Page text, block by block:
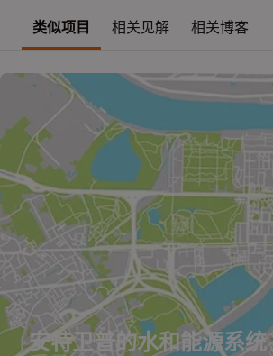
类似项目 相关见解 相关博客
安特卫普的水和能源系统